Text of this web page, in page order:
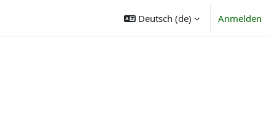
Deutsch ‎(de)‎ Anmelden